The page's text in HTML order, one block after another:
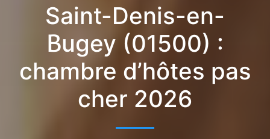
Saint-Denis-en-
Bugey (01500) :
chambre d’hôtes pas
cher 2026